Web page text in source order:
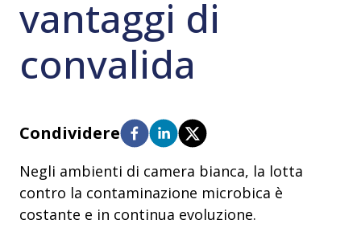
vantaggi di
convalida
Condividere
Negli ambienti di camera bianca, la lotta
contro la contaminazione microbica è
costante e in continua evoluzione.